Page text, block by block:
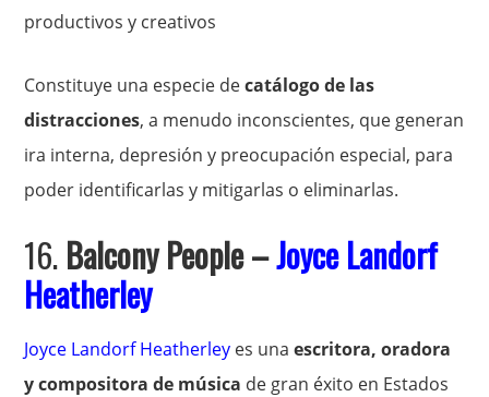
productivos y creativos
Constituye una especie decatálogo de las
distracciones, a menudo inconscientes, que generan
ira interna, depresión y preocupación especial, para
poder identificarlas y mitigarlas o eliminarlas.
16. Balcony People –Joyce Landorf
Heatherley
Joyce Landorf Heatherley es unaescritora, oradora
y compositora de música de gran éxito en Estados